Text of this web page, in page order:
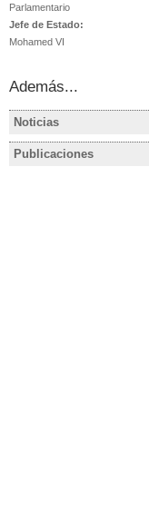
Parlamentario
Jefe de Estado:
Mohamed VI
Además...
Noticias
Publicaciones